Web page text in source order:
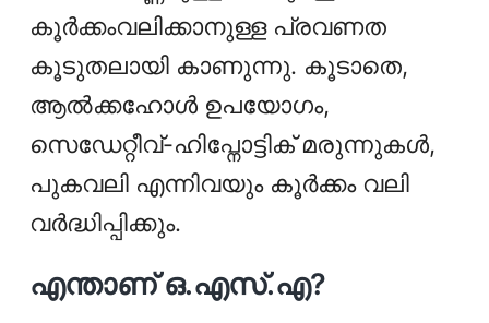
കൂര്‍ക്കംവലിക്കാനുള്ള പ്രവണത
കൂടുതലായി കാണുന്നു. കൂടാതെ,
ആൽക്കഹോൾ ഉപയോഗം,
സെഡേറ്റീവ്-ഹിപ്നോട്ടിക് മരുന്നുകൾ,
പുകവലി എന്നിവയും കൂർക്കം വലി
വർദ്ധിപ്പിക്കും.
എന്താണ് ഒ.എസ്‌.എ?